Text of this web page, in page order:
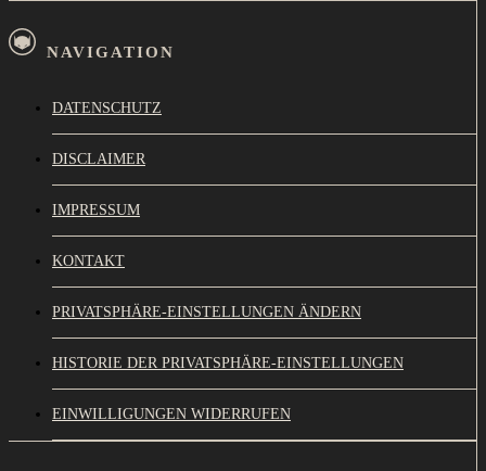
NAVIGATION
DATENSCHUTZ
DISCLAIMER
IMPRESSUM
KONTAKT
PRIVATSPHÄRE-EINSTELLUNGEN ÄNDERN
HISTORIE DER PRIVATSPHÄRE-EINSTELLUNGEN
EINWILLIGUNGEN WIDERRUFEN